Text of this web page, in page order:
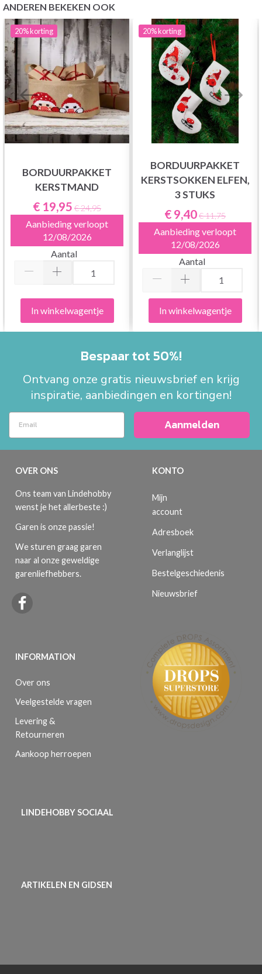
ANDEREN BEKEKEN OOK
20%korting
BORDUURPAKKET
KERSTMAND
€ 19,95 € 24,95
Aanbieding verloopt
12/08/2026
Aantal
In winkelwagentje
20%korting
BORDUURPAKKET
KERSTSOKKEN ELFEN,
3 STUKS
€ 9,40€ 11,75
Aanbieding verloopt
12/08/2026
Aantal
In winkelwagentje
Bespaar tot 50%!
Ontvang onze gratis nieuwsbrief en krijg
inspiratie, aanbiedingen en kortingen!
Aanmelden
OVER ONS
Ons team van Lindehobby
wenst je het allerbeste :)
Garen is onze passie!
We sturen graag garen
naar al onze geweldige
garenliefhebbers.
INFORMATION
Over ons
Veelgestelde vragen
Levering &
Retourneren
Aankoop herroepen
KONTO
Mijn
account
Adresboek
Verlanglijst
Bestelgeschiedenis
Nieuwsbrief
LINDEHOBBY SOCIAAL
ARTIKELEN EN GIDSEN